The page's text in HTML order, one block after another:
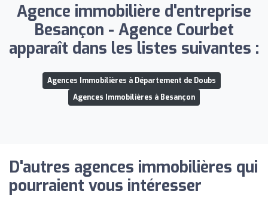
Agence immobilière d'entreprise
Besançon - Agence Courbet
apparaît dans les listes suivantes :
Agences Immobilières à Département de Doubs
Agences Immobilières à Besançon
D'autres agences immobilières qui
pourraient vous intéresser